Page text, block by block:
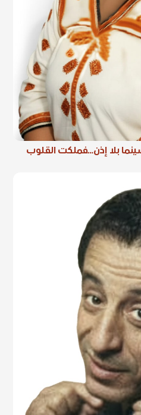
بلا إذن…فملكت القلوب